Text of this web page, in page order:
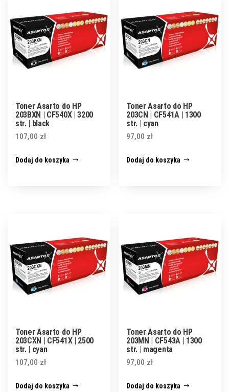
Toner Asarto do HP
203BXN | CF540X | 3200
str. | black
107,00 zł
Dodaj do koszyka
Toner Asarto do HP
203CN | CF541A | 1300
str. | cyan
97,00 zł
Dodaj do koszyka
Toner Asarto do HP
203CXN | CF541X | 2500
str. | cyan
107,00 zł
Dodaj do koszyka
Toner Asarto do HP
203MN | CF543A | 1300
str. | magenta
97,00 zł
Dodaj do koszyka